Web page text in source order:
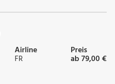
Airline
FR
Preis
ab 79,00 €